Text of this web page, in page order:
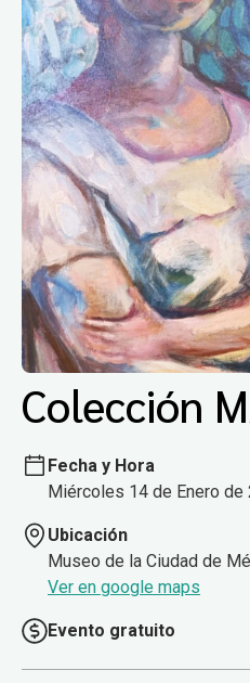
Colección
Fecha y Hora
Miércoles 14 de Enero de
Ubicación
Museo de la Ciudad de
Ver en google maps
Evento gratuito